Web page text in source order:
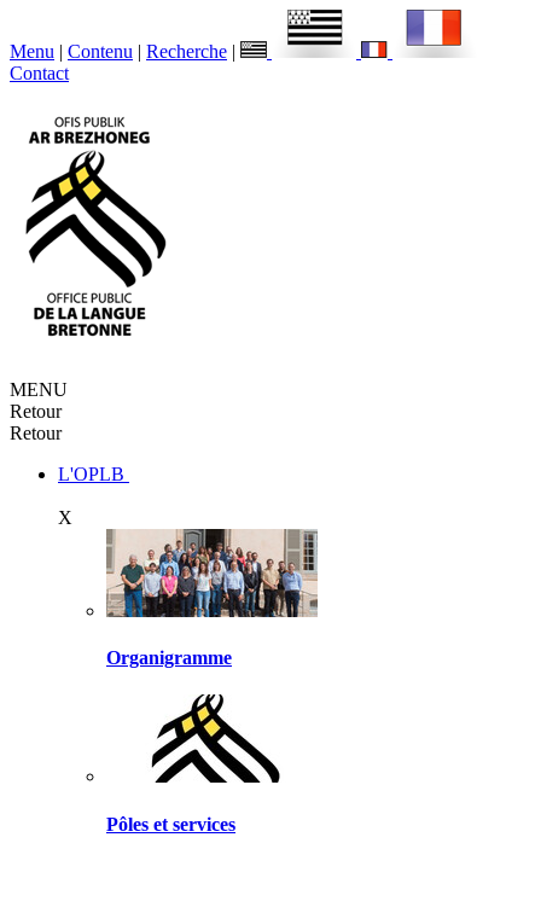
Menu | Contenu | Recherche |
Contact
MENU
Retour
Retour
L'OPLB
X
Organigramme
Pôles et services